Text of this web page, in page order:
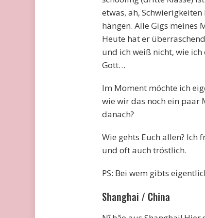
etwas, äh,
hängen. Alle Gigs meines
Heute hat er
und ich weiß nicht, wie ich
Gott…
Im Moment möchte ich
wie wir das noch ein paar
danach?
Wie gehts Euch allen? Ich
und oft auch tröstlich.
PS: Bei wem gibts
Shanghai / China